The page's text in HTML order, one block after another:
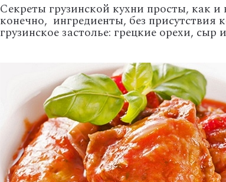
Секреты грузинской кухни просты, как
конечно, ингредиенты, без присутствия
грузинское застолье: грецкие орехи, сыр